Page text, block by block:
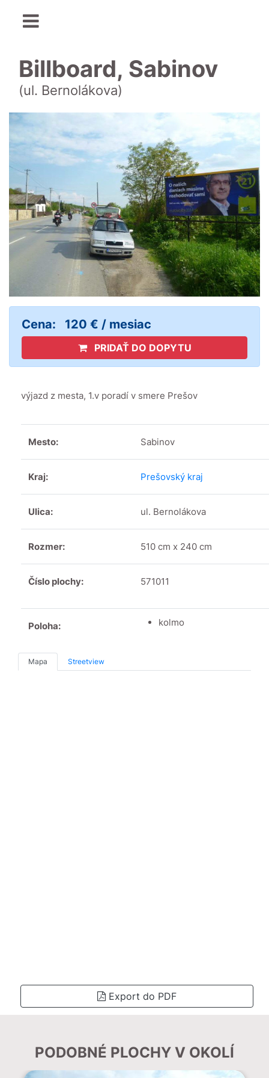
Billboard, Sabinov
(ul. Bernolákova)
Cena: 120 € / mesiac
PRIDAŤ DO DOPYTU
výjazd z mesta, 1.v poradí v smere Prešov
Mesto: Sabinov
Kraj: Prešovský kraj
Ulica: ul. Bernolákova
Rozmer: 510 cm x 240 cm
Číslo plochy: 571011
Poloha: kolmo
Mapa Streetview
Export do PDF
PODOBNÉ PLOCHY V OKOLÍ